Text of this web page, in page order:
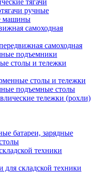
тягачи
ручные
машины
самоходная
самоходная
подъемники
столы и тележки
столы и тележки
подъемные столы
тележки (рохли)
батареи, зарядные
техники
для складской техники